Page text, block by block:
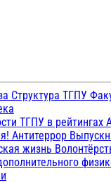
Структура ТГПУ
ТГПУ в рейтингах
Антитеррор
жизнь